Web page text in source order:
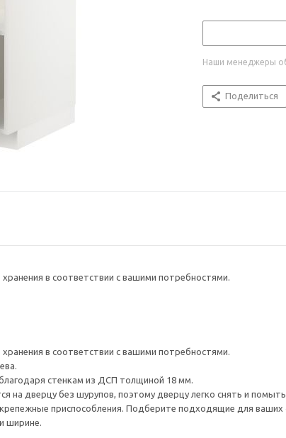
Наши менеджеры
Поделиться
в соответствии с вашими потребностями.
в соответствии с вашими потребностями.
стенкам из ДСП толщиной 18 мм.
на дверцу без шурупов, поэтому дверцу легко снять и
приспособления. Подберите подходящие для
ширине.